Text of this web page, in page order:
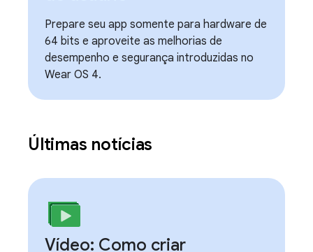
Prepare seu app somente para hardware de
64 bits e aproveite as melhorias de
desempenho e segurança introduzidas no
Wear OS 4.
Últimas notícias
Vídeo: Como criar